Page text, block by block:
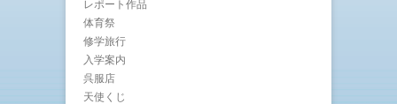
レポート作品
体育祭
修学旅行
入学案内
呉服店
天使くじ